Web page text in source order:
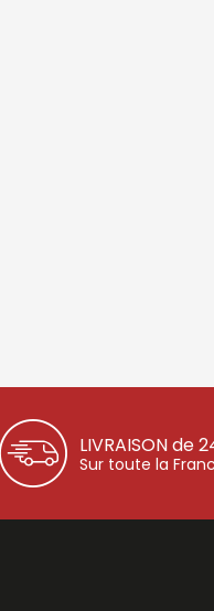
LIVRAISON de
Sur toute la